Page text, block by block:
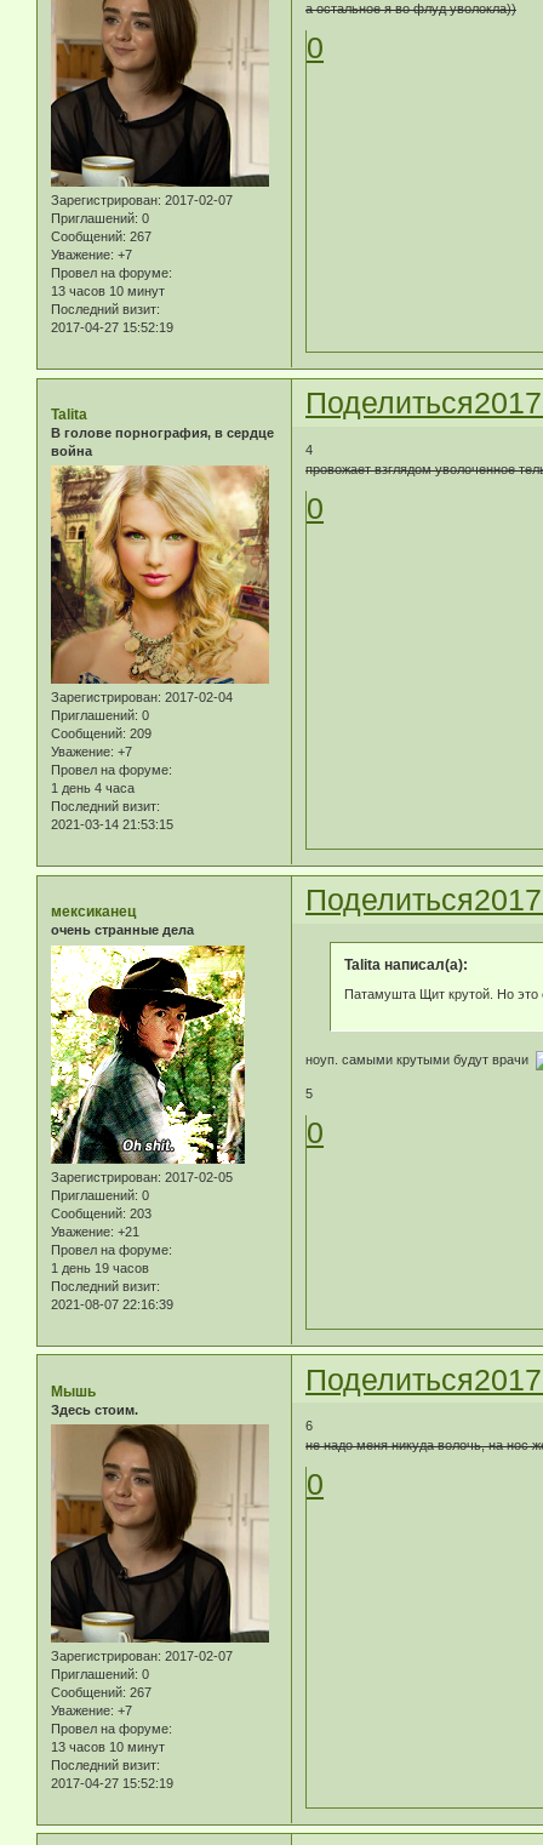
Зарегистрирован: 2017-02-07
Приглашений: 0
Сообщений: 267
Уважение: +7
Провел на форуме:
13 часов 10 минут
Последний визит:
2017-04-27 15:52:19
а остальное я во флуд уволокла))
0
Поделиться
Talita
В голове порнография, в сердце
война
Зарегистрирован: 2017-02-04
Приглашений: 0
Сообщений: 209
Уважение: +7
Провел на форуме:
1 день 4 часа
Последний визит:
2021-03-14 21:53:15
4
провожает взглядом уволоченное
0
Поделиться
мексиканец
очень странные дела
Зарегистрирован: 2017-02-05
Приглашений: 0
Сообщений: 203
Уважение: +21
Провел на форуме:
1 день 19 часов
Последний визит:
2021-08-07 22:16:39
Talita написал(а):
Патамушта Щит крутой. Но это
ноуп. самыми крутыми будут врачи
5
0
Поделиться
Мышь
Здесь стоим.
Зарегистрирован: 2017-02-07
Приглашений: 0
Сообщений: 267
Уважение: +7
Провел на форуме:
13 часов 10 минут
Последний визит:
2017-04-27 15:52:19
6
не надо меня никуда волочь, на нос
0